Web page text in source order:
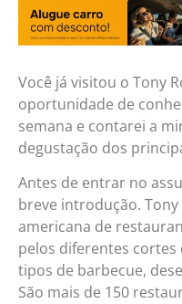
Você já visitou o Tony
oportunidade de
semana e contarei a
degustação dos
Antes de entrar no
breve introdução. Tony
americana de
pelos diferentes cortes
tipos de barbecue,
São mais de 150